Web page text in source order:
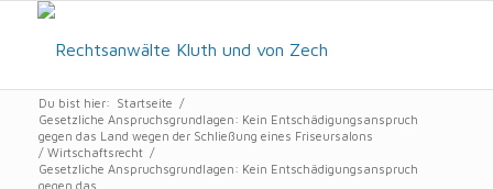
Du bist hier: Startseite
/
Gesetzliche Anspruchsgrundlagen: Kein Entschädigungsanspruch
gegen das Land wegen der Schließung eines Friseursalons
/ Wirtschaftsrecht /
Gesetzliche Anspruchsgrundlagen: Kein Entschädigungsanspruch
gegen das ...